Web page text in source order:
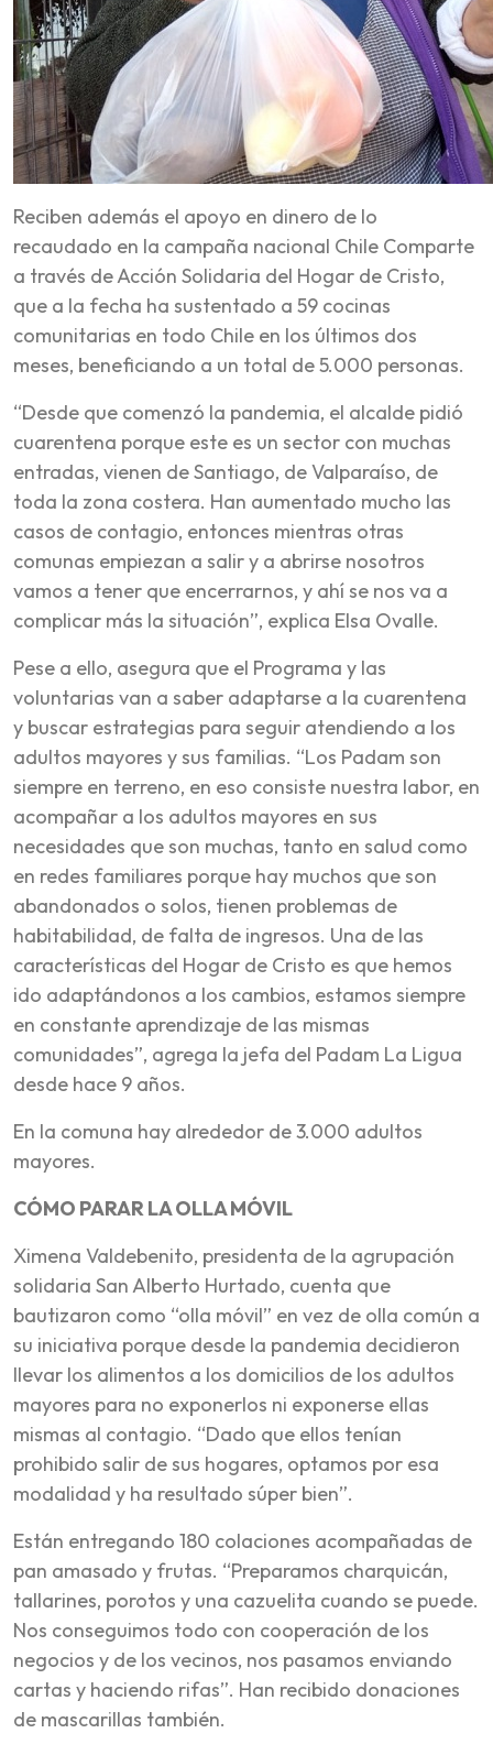
Reciben además el apoyo en dinero de lo
recaudado en la campaña nacional Chile Comparte
a través de Acción Solidaria del Hogar de Cristo,
que a la fecha ha sustentado a 59 cocinas
comunitarias en todo Chile en los últimos dos
meses, beneficiando a un total de 5.000 personas.
“Desde que comenzó la pandemia, el alcalde pidió
cuarentena porque este es un sector con muchas
entradas, vienen de Santiago, de Valparaíso, de
toda la zona costera. Han aumentado mucho las
casos de contagio, entonces mientras otras
comunas empiezan a salir y a abrirse nosotros
vamos a tener que encerrarnos, y ahí se nos va a
complicar más la situación”, explica Elsa Ovalle.
Pese a ello, asegura que el Programa y las
voluntarias van a saber adaptarse a la cuarentena
y buscar estrategias para seguir atendiendo a los
adultos mayores y sus familias. “Los Padam son
siempre en terreno, en eso consiste nuestra labor, en
acompañar a los adultos mayores en sus
necesidades que son muchas, tanto en salud como
en redes familiares porque hay muchos que son
abandonados o solos, tienen problemas de
habitabilidad, de falta de ingresos. Una de las
características del Hogar de Cristo es que hemos
ido adaptándonos a los cambios, estamos siempre
en constante aprendizaje de las mismas
comunidades”, agrega la jefa del Padam La Ligua
desde hace 9 años.
En la comuna hay alrededor de 3.000 adultos
mayores.
CÓMO PARAR LA OLLA MÓVIL
Ximena Valdebenito, presidenta de la agrupación
solidaria San Alberto Hurtado, cuenta que
bautizaron como “olla móvil” en vez de olla común a
su iniciativa porque desde la pandemia decidieron
llevar los alimentos a los domicilios de los adultos
mayores para no exponerlos ni exponerse ellas
mismas al contagio. “Dado que ellos tenían
prohibido salir de sus hogares, optamos por esa
modalidad y ha resultado súper bien”.
Están entregando 180 colaciones acompañadas de
pan amasado y frutas. “Preparamos charquicán,
tallarines, porotos y una cazuelita cuando se puede.
Nos conseguimos todo con cooperación de los
negocios y de los vecinos, nos pasamos enviando
cartas y haciendo rifas”. Han recibido donaciones
de mascarillas también.